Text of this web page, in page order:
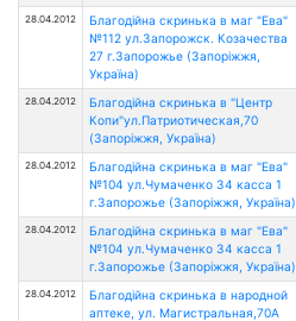
28.04.2012
Благодійна скринька в маг "Ева"
№112 ул.Запорожск. Козачества
27 г.Запорожье (Запоріжжя,
Україна)
28.04.2012
Благодійна скринька в "Центр
Копи"ул.Патриотическая,70
(Запоріжжя, Україна)
28.04.2012
Благодійна скринька в маг "Ева"
№104 ул.Чумаченко 34 касса 1
г.Запорожье (Запоріжжя, Україна)
28.04.2012
Благодійна скринька в маг "Ева"
№104 ул.Чумаченко 34 касса 1
г.Запорожье (Запоріжжя, Україна)
28.04.2012
Благодійна скринька в народной
аптеке, ул. Магистральная,70А